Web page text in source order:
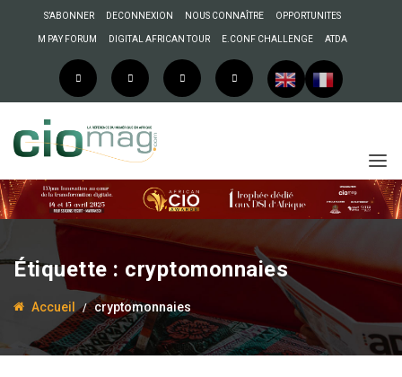
S’ABONNER DECONNEXION NOUS CONNAÎTRE OPPORTUNITES
M PAY FORUM DIGITAL AFRICAN TOUR E.CONF CHALLENGE ATDA
Étiquette : cryptomonnaies
Accueil cryptomonnaies
28 juillet 2022 Anselme AKEKO
CAN 2023,